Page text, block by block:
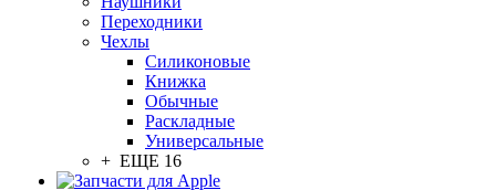
Переходники
Чехлы
Силиконовые
Книжка
Обычные
Раскладные
Универсальные
+ ЕЩЕ 16